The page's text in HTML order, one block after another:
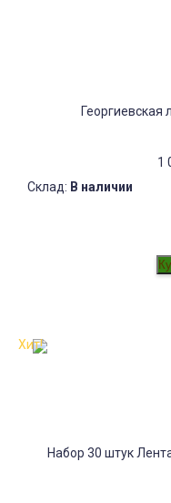
1
Склад: В наличии
Хит!